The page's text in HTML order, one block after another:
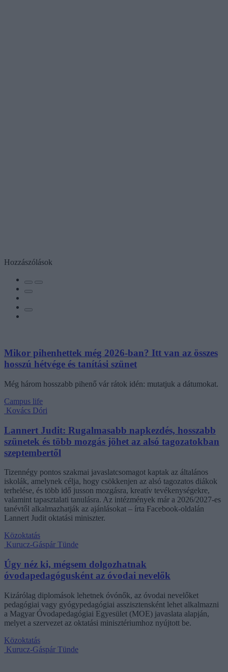
Hozzászólások
Mikor pihenhettek még 2026-ban? Itt van az összes
hosszú hétvége és tanítási szünet
Még három hosszabb pihenő vár rátok idén: mutatjuk a dátumokat.
Campus life
Kovács Dóri
Lannert Judit: Rugalmasabb napkezdés, hosszabb
szünetek és több mozgás jöhet az alsó tagozatokban
szeptembertől
Tizennégy pontos szakmai javaslatcsomagot kaptak az általános
iskolák, amelynek célja, hogy csökkenjen az alsó tagozatos diákok
terhelése, és több idő jusson mozgásra, kreatív tevékenységekre,
valamint tapasztalati tanulásra. Az intézmények már a 2026/2027-es
tanévtől alkalmazhatják az ajánlásokat – írta Facebook-oldalán
Lannert Judit oktatási miniszter.
Közoktatás
Kurucz-Gáspár Tünde
Úgy néz ki, mégsem dolgozhatnak
óvodapedagógusként az óvodai nevelők
Kizárólag diplomások lehetnek óvónők, az óvodai nevelőket
pedagógiai vagy gyógypedagógiai asszisztensként lehet alkalmazni
a Magyar Óvodapedagógiai Egyesület (MOE) javaslata alapján,
melyet a szervezet az oktatási minisztériumhoz nyújtott be.
Közoktatás
Kurucz-Gáspár Tünde